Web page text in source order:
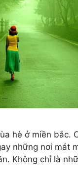
hè ở miền bắc.
những nơi mát
Không chỉ là